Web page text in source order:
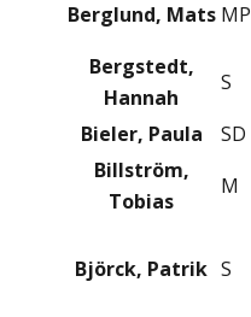
Berglund, Mats MP
Bergstedt,
Hannah
S
Bieler, Paula
SD
Billström,
Tobias
M
Björck, Patrik S